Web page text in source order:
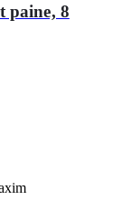
paine, 8